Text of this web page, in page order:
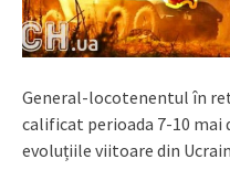
General-locotenentul în
calificat perioada 7-10 mai
evoluțiile viitoare din